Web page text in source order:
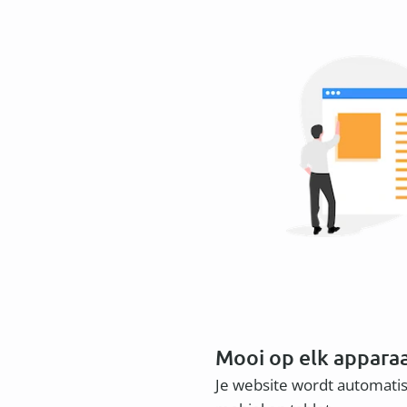
Mooi op elk
Je website wordt